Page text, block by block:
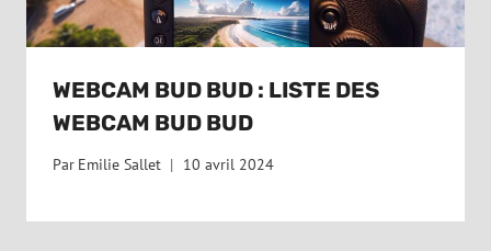
WEBCAM BUD BUD : LISTE DES
WEBCAM BUD BUD
Par Emilie Sallet 10 avril 2024